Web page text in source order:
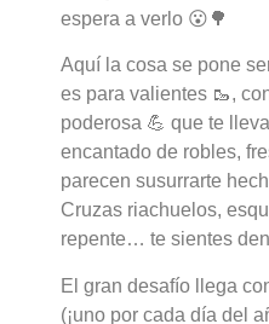
espera a verlo 😮🌳
Aquí la cosa se pone
es para valientes 🥾,
poderosa 💪 que te
encantado de robles,
parecen susurrarte
Cruzas riachuelos,
repente… te sientes
El gran desafío llega
(¡uno por cada día del